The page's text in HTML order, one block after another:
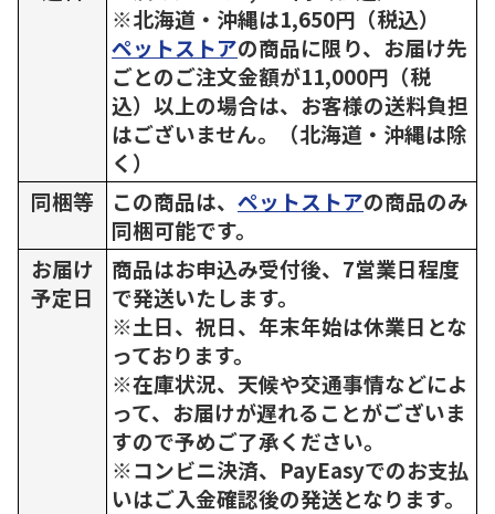
※北海道・沖縄は1,650円（税込）
ペットストアの商品に限り、お届け先
ごとのご注文金額が11,000円（税
込）以上の場合は、お客様の送料負担
はございません。（北海道・沖縄は除
く）
同梱等
この商品は、 ペットストアの商品のみ
同梱可能です。
お届け
予定日
商品はお申込み受付後、7営業日程度
で発送いたします。
※土日、祝日、年末年始は休業日とな
っております。
※在庫状況、天候や交通事情などによ
って、お届けが遅れることがございま
すので予めご了承ください。
※コンビニ決済、PayEasyでのお支払
いはご入金確認後の発送となります。